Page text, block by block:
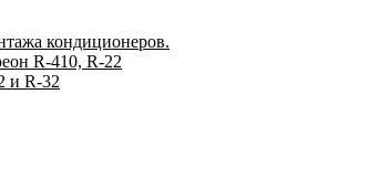
кондиционеров.
R-410, R-22
и R-32